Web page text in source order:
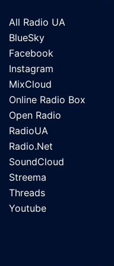
All Radio UA
BlueSky
Facebook
Instagram
MixCloud
Online Radio Box
Open Radio
RadioUA
Radio.Net
SoundCloud
Streema
Threads
Youtube